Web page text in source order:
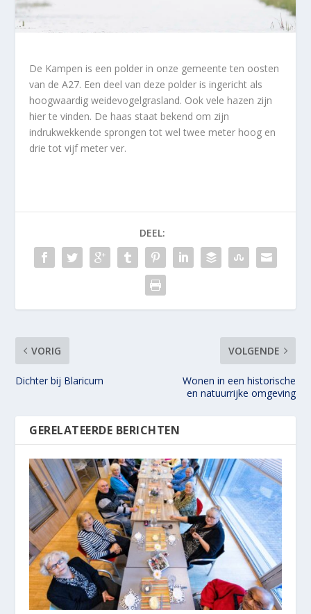
De Kampen is een polder in onze gemeente ten oosten
van de A27. Een deel van deze polder is ingericht als
hoogwaardig weidevogelgrasland. Ook vele hazen zijn
hier te vinden. De haas staat bekend om zijn
indrukwekkende sprongen tot wel twee meter hoog en
drie tot vijf meter ver.
DEEL:
VORIG
Dichter bij Blaricum
VOLGENDE
Wonen in een historische
en natuurrijke omgeving
GERELATEERDE BERICHTEN